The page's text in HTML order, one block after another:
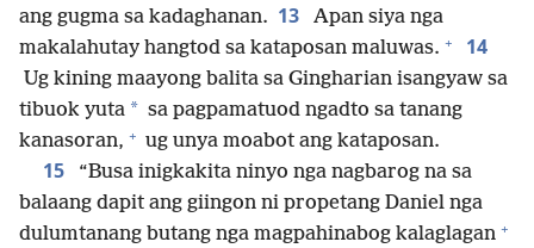
ang gugma sa kadaghanan. 13
Apan siya nga
makalahutay hangtod sa kataposan maluwas. + 14
Ug kining maayong balita sa Gingharian isangyaw sa
tibuok yuta * sa pagpamatuod ngadto sa tanang
kanasoran, + ug unya moabot ang kataposan.
15
“Busa inigkakita ninyo nga nagbarog na sa
balaang dapit ang giingon ni propetang Daniel nga
dulumtanang butang nga magpahinabog kalaglagan +